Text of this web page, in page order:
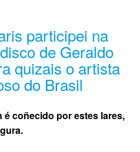
participei na
de Geraldo
quizais o artista
do Brasil
é coñecido por estes lares,